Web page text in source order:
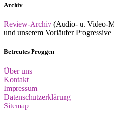
Archiv
Review-Archiv (Audio- u. Video-
und unserem Vorläufer
Betreutes Proggen
Über uns
Kontakt
Impressum
Datenschutzerklärung
Sitemap